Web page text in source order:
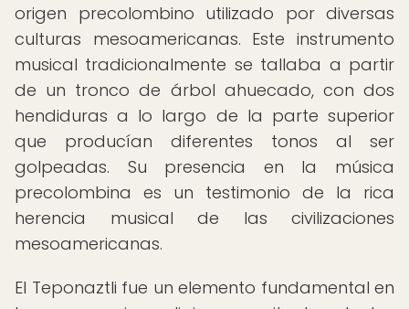
origen precolombino utilizado por diversas
culturas mesoamericanas. Este instrumento
musical tradicionalmente se tallaba a partir
de un tronco de árbol ahuecado, con dos
hendiduras a lo largo de la parte superior
que producían diferentes tonos al ser
golpeadas. Su presencia en la música
precolombina es un testimonio de la rica
herencia musical de las civilizaciones
mesoamericanas.
El Teponaztli fue un elemento fundamental en